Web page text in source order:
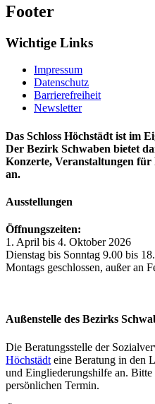
Footer
Wichtige Links
Impressum
Datenschutz
Barrierefreiheit
Newsletter
Das Schloss Höchstädt ist im
Der Bezirk Schwaben bietet
Konzerte, Veranstaltungen für
an.
Ausstellungen
Öffnungszeiten:
1. April bis 4. Oktober 2026
Dienstag bis Sonntag 9.00 bis
Montags geschlossen, außer an
Außenstelle des Bezirks
Die Beratungsstelle der
Höchstädt eine Beratung in den
und Eingliederungshilfe an. Bitte
persönlichen Termin.